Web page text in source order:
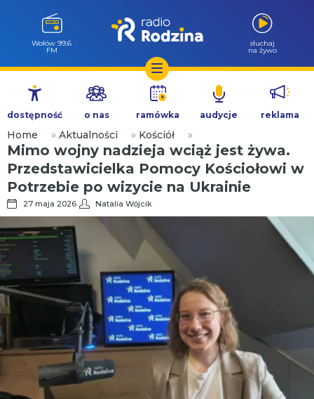
Przejdź
treści
Wołów 99.6
FM
słuchaj
na żywo
dostępność o nas ramówka audycje reklama
Home » Aktualności » Kościół »
Mimo wojny nadzieja wciąż jest żywa.
Przedstawicielka Pomocy Kościołowi w
Potrzebie po wizycie na Ukrainie
27 maja 2026 Natalia Wójcik